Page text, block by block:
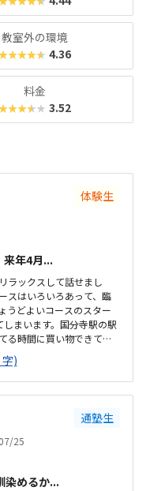
きます。母体は大人
いでに自分もスキルア
きちゃいますよ！
教室外の環境
4.36
料金
3.52
体験生
来年4月...
ラックスして話せまし
スはいろいろあって、臨
うどよいコースのスター
まいます。国分寺駅の駅
る時間に買い物できて良
て綺麗な教室でした。み
他のプログラミング教室
ので通いやすそうです。
そうでした。少人数なの
)
通塾生
25
染めるか...